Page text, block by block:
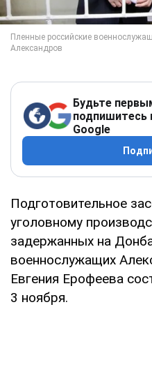
Будьте
подпишитесь
Google
Подготовительное
уголовному
задержанных на
военнослужащих
Евгения Ерофеева
3 ноября.